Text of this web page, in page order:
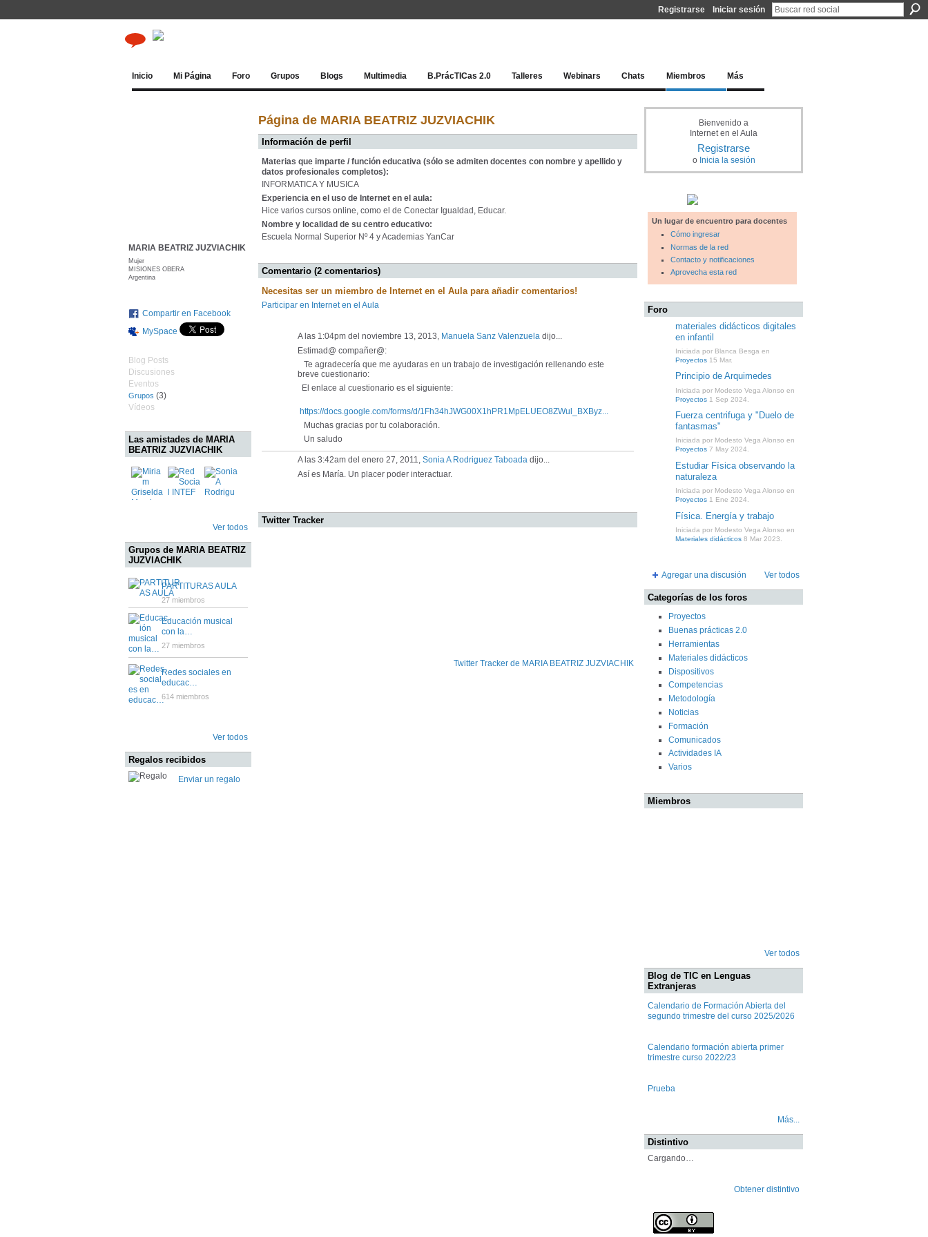
Registrarse Iniciar sesión
Inicio Mi Página Foro Grupos Blogs Multimedia B.PrácTICas 2.0 Talleres Webinars Chats Miembros Más
MARIA BEATRIZ JUZVIACHIK
Mujer
MISIONES OBERA
Argentina
Compartir en Facebook
MySpace
Blog Posts
Discusiones
Eventos
Grupos (3)
Vídeos
Las amistades de MARIA
BEATRIZ JUZVIACHIK
Ver todos
Grupos de MARIA BEATRIZ
JUZVIACHIK
PARTITURAS AULA
27 miembros
Educación musical
con la…
27 miembros
Redes sociales en
educac…
614 miembros
Ver todos
Regalos recibidos
Enviar un regalo
Página de MARIA BEATRIZ JUZVIACHIK
Información de perfil
Materias que imparte / función educativa (sólo se admiten docentes con nombre y apellido y
datos profesionales completos):
INFORMATICA Y MUSICA
Experiencia en el uso de Internet en el aula:
Hice varios cursos online, como el de Conectar Igualdad, Educar.
Nombre y localidad de su centro educativo:
Escuela Normal Superior Nº 4 y Academias YanCar
Comentario (2 comentarios)
Necesitas ser un miembro de Internet en el Aula para añadir comentarios!
Participar en Internet en el Aula
A las 1:04pm del noviembre 13, 2013, Manuela Sanz Valenzuela dijo...
Estimad@ compañer@:
Te agradecería que me ayudaras en un trabajo de investigación rellenando este
breve cuestionario:
El enlace al cuestionario es el siguiente:
https://docs.google.com/forms/d/1Fh34hJWG00X1hPR1MpELUEO8ZWul_BXByz...
Muchas gracias por tu colaboración.
Un saludo
A las 3:42am del enero 27, 2011, Sonia A Rodriguez Taboada dijo...
Así es María. Un placer poder interactuar.
Twitter Tracker
Twitter Tracker de MARIA BEATRIZ JUZVIACHIK
Bienvenido a
Internet en el Aula
Registrarse
o Inicia la sesión
Un lugar de encuentro para docentes
Cómo ingresar
Normas de la red
Contacto y notificaciones
Aprovecha esta red
Foro
materiales didácticos digitales
en infantil
Iniciada por Blanca Besga en
Proyectos 15 Mar.
Principio de Arquimedes
Iniciada por Modesto Vega Alonso en
Proyectos 1 Sep 2024.
Fuerza centrifuga y "Duelo de
fantasmas"
Iniciada por Modesto Vega Alonso en
Proyectos 7 May 2024.
Estudiar Física observando la
naturaleza
Iniciada por Modesto Vega Alonso en
Proyectos 1 Ene 2024.
Física. Energía y trabajo
Iniciada por Modesto Vega Alonso en
Materiales didácticos 8 Mar 2023.
Agregar una discusión Ver todos
Categorías de los foros
Proyectos
Buenas prácticas 2.0
Herramientas
Materiales didácticos
Dispositivos
Competencias
Metodología
Noticias
Formación
Comunicados
Actividades IA
Varios
Miembros
Ver todos
Blog de TIC en Lenguas
Extranjeras
Calendario de Formación Abierta del
segundo trimestre del curso 2025/2026
Calendario formación abierta primer
trimestre curso 2022/23
Prueba
Más...
Distintivo
Cargando…
Obtener distintivo